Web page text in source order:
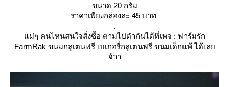
ขนาด 20 กรัม
ราคาเพียงกล่องละ 45 บาท
.
ม่ๆ คนไหนสนใจสั่งซื้อ ตามไปตำกันได้ที่เพจ : ฟาร์มรัก
FarmRak ขนมกลูเตนฟรี เบเกอรี่กลูเตนฟรี ขนมเด็กแพ้ ได้เล
จ้าา